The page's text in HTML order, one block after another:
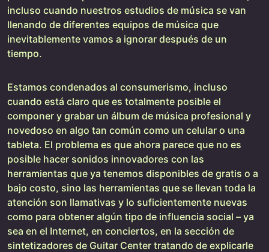
incluso cuando nuestros estudios de música se van
llenando de diferentes equipos de música que
inevitablemente vamos a ignorar después de un
tiempo.
Estamos condenados al consumerismo, incluso
cuando está claro que es totalmente posible el
componer y grabar un álbum de música profesional y
novedoso en algo tan común como un celular o una
tableta. El problema es que ahora parece que no es
posible hacer sonidos innovadores con las
herramientas que ya tenemos disponibles de gratis o a
bajo costo, sino las herramientas que se llevan toda la
atención son llamativas y lo suficientemente nuevas
como para obtener algún tipo de influencia social – ya
sea en el Internet, en conciertos, en la sección de
sintetizadores de Guitar Center tratando de explicarle